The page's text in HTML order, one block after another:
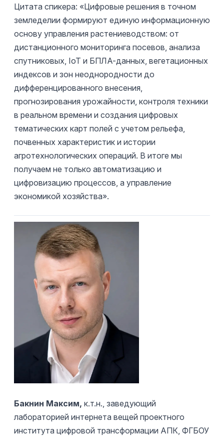
Цитата спикера: «Цифровые решения в точном
земледелии формируют единую информационную
основу управления растениеводством: от
дистанционного мониторинга посевов, анализа
спутниковых, IoT и БПЛА-данных, вегетационных
индексов и зон неоднородности до
дифференцированного внесения,
прогнозирования урожайности, контроля техники
в реальном времени и создания цифровых
тематических карт полей с учетом рельефа,
почвенных характеристик и истории
агротехнологических операций. В итоге мы
получаем не только автоматизацию и
цифровизацию процессов, а управление
экономикой хозяйства».
Бакнин Максим, к.т.н., заведующий
лабораторией интернета вещей проектного
института цифровой трансформации АПК, ФГБОУ